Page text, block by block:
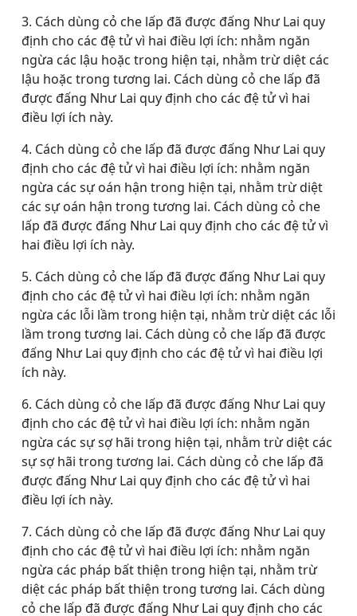
3. Cách dùng cỏ che lấp đã được đấng Như Lai quy
định cho các đệ tử vì hai điều lợi ích: nhằm ngăn
ngừa các lậu hoặc trong hiện tại, nhằm trừ diệt các
lậu hoặc trong tương lai. Cách dùng cỏ che lấp đã
được đấng Như Lai quy định cho các đệ tử vì hai
điều lợi ích này.
4. Cách dùng cỏ che lấp đã được đấng Như Lai quy
định cho các đệ tử vì hai điều lợi ích: nhằm ngăn
ngừa các sự oán hận trong hiện tại, nhằm trừ diệt
các sự oán hận trong tương lai. Cách dùng cỏ che
lấp đã được đấng Như Lai quy định cho các đệ tử vì
hai điều lợi ích này.
5. Cách dùng cỏ che lấp đã được đấng Như Lai quy
định cho các đệ tử vì hai điều lợi ích: nhằm ngăn
ngừa các lỗi lầm trong hiện tại, nhằm trừ diệt các lỗi
lầm trong tương lai. Cách dùng cỏ che lấp đã được
đấng Như Lai quy định cho các đệ tử vì hai điều lợi
ích này.
6. Cách dùng cỏ che lấp đã được đấng Như Lai quy
định cho các đệ tử vì hai điều lợi ích: nhằm ngăn
ngừa các sự sợ hãi trong hiện tại, nhằm trừ diệt các
sự sợ hãi trong tương lai. Cách dùng cỏ che lấp đã
được đấng Như Lai quy định cho các đệ tử vì hai
điều lợi ích này.
7. Cách dùng cỏ che lấp đã được đấng Như Lai quy
định cho các đệ tử vì hai điều lợi ích: nhằm ngăn
ngừa các pháp bất thiện trong hiện tại, nhằm trừ
diệt các pháp bất thiện trong tương lai. Cách dùng
cỏ che lấp đã được đấng Như Lai quy định cho các